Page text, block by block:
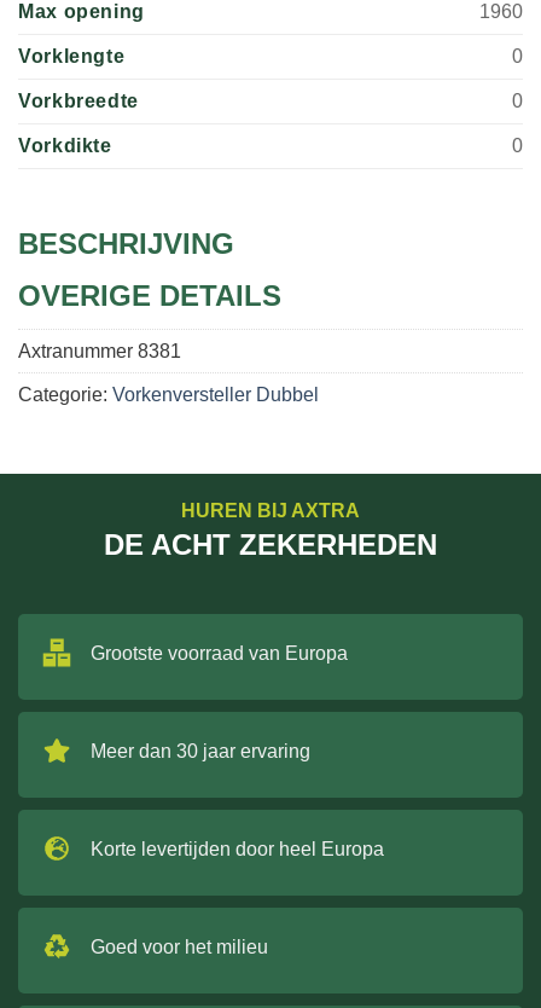
Max opening 1960
Vorklengte 0
Vorkbreedte 0
Vorkdikte 0
BESCHRIJVING
OVERIGE DETAILS
Axtranummer 8381
Categorie: Vorkenversteller Dubbel
HUREN BIJ AXTRA
DE ACHT ZEKERHEDEN
Grootste voorraad van Europa
Meer dan 30 jaar ervaring
Korte levertijden door heel Europa
Goed voor het milieu